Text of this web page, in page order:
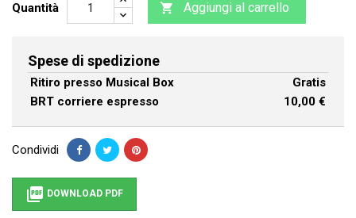
Quantità  Aggiungi al carrello
Spese di spedizione
Ritiro presso Musical Box
Gratis
BRT corriere espresso
10,00 €
Condividi
 DOWNLOAD PDF